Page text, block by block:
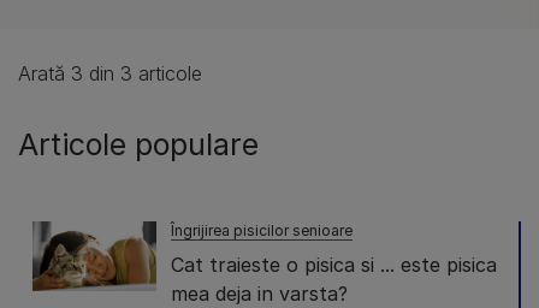
Arată 3 din 3 articole
Articole populare
Îngrijirea pisicilor senioare
Cat traieste o pisica si ... este pisica
mea deja in varsta?